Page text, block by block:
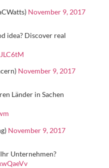
November 9, 2017
idea? Discover real
November 9, 2017
Länder in Sachen
November 9, 2017
Unternehmen?